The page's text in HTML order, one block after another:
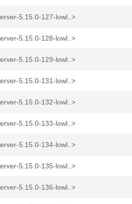
5.15.0-127-lowl..>
5.15.0-128-lowl..>
5.15.0-129-lowl..>
5.15.0-131-lowl..>
5.15.0-132-lowl..>
5.15.0-133-lowl..>
5.15.0-134-lowl..>
5.15.0-135-lowl..>
5.15.0-136-lowl..>